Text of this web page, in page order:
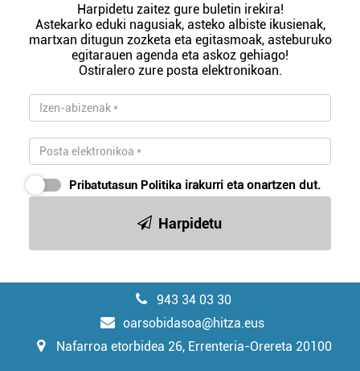
Harpidetu zaitez gure buletin irekira!
Astekarko eduki nagusiak, asteko albiste ikusienak,
martxan ditugun zozketa eta egitasmoak, asteburuko
egitarauen agenda eta askoz gehiago!
Ostiralero zure posta elektronikoan.
Pribatutasun Politika irakurri eta onartzen dut.
Harpidetu
943 34 03 30
oarsobidasoa@hitza.eus
Nafarroa etorbidea 26, Errenteria-Orereta 20100